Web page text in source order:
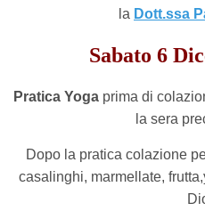
la Dott.ssa
Sabato 6
Pratica Yogaprima di
la sera
Dopo la pratica colazione
casalinghi, marmellate,